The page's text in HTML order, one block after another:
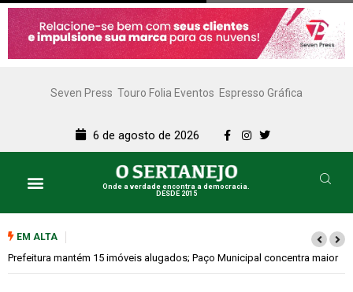
Seven Press Touro Folia Eventos Espresso Gráfica
6 de agosto de 2026
Onde a verdade encontra a democracia.
DESDE 2015
EM ALTA
Colina promove 1º Fórum de Turismo para discutir desenvolvimento